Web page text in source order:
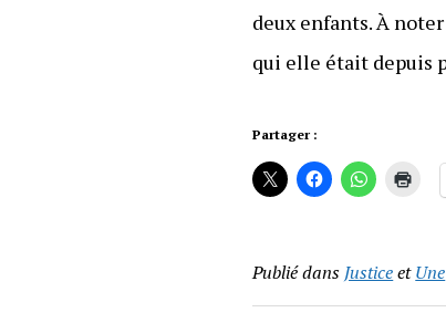
deux enfants. À
qui elle était depuis
Partager :
Publié dans JusticeetUne